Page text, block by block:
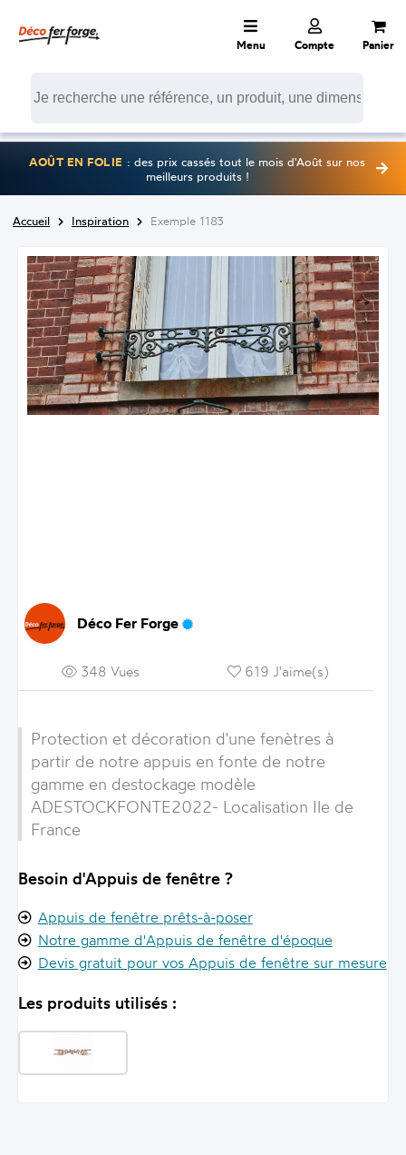
Menu Compte Panier
AOÛT EN FOLIE : des prix cassés tout le mois d'Août sur nos
meilleurs produits !
Accueil Inspiration Exemple 1183
Déco Fer Forge
348 Vues 619 J'aime(s)
Protection et décoration d'une fenètres à
partir de notre appuis en fonte de notre
gamme en destockage modèle
ADESTOCKFONTE2022- Localisation Ile de
France
Besoin d'Appuis de fenêtre ?
Appuis de fenêtre prêts-à-poser
Notre gamme d'Appuis de fenêtre d'époque
Devis gratuit pour vos Appuis de fenêtre sur mesure
Les produits utilisés :